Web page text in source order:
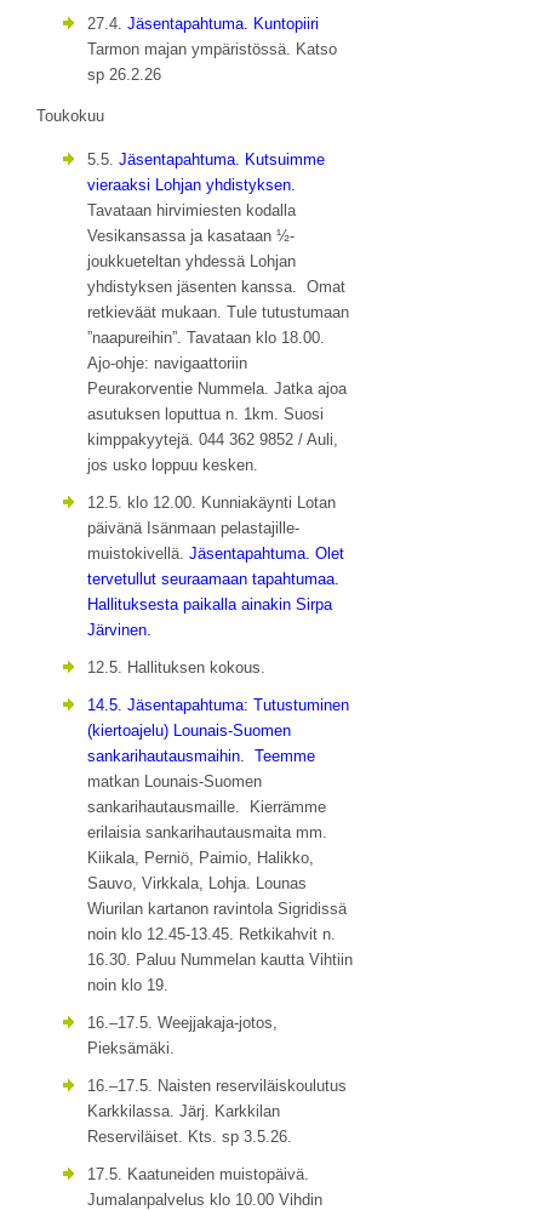
27.4. Jäsentapahtuma. Kuntopiiri
Tarmon majan ympäristössä. Katso
sp 26.2.26
Toukokuu
5.5. Jäsentapahtuma. Kutsuimme
vieraaksi Lohjan yhdistyksen.
Tavataan hirvimiesten kodalla
Vesikansassa ja kasataan ½-
joukkueteltan yhdessä Lohjan
yhdistyksen jäsenten kanssa. Omat
retkieväät mukaan. Tule tutustumaan
”naapureihin”. Tavataan klo 18.00.
Ajo-ohje: navigaattoriin
Peurakorventie Nummela. Jatka ajoa
asutuksen loputtua n. 1km. Suosi
kimppakyytejä. 044 362 9852 / Auli,
jos usko loppuu kesken.
12.5. klo 12.00. Kunniakäynti Lotan
päivänä Isänmaan pelastajille-
muistokivellä. Jäsentapahtuma. Olet
tervetullut seuraamaan tapahtumaa.
Hallituksesta paikalla ainakin Sirpa
Järvinen.
12.5. Hallituksen kokous.
14.5. Jäsentapahtuma: Tutustuminen
(kiertoajelu) Lounais-Suomen
sankarihautausmaihin. Teemme
matkan Lounais-Suomen
sankarihautausmaille. Kierrämme
erilaisia sankarihautausmaita mm.
Kiikala, Perniö, Paimio, Halikko,
Sauvo, Virkkala, Lohja. Lounas
Wiurilan kartanon ravintola Sigridissä
noin klo 12.45-13.45. Retkikahvit n.
16.30. Paluu Nummelan kautta Vihtiin
noin klo 19.
16.–17.5. Weejjakaja-jotos,
Pieksämäki.
16.–17.5. Naisten reserviläiskoulutus
Karkkilassa. Järj. Karkkilan
Reserviläiset. Kts. sp 3.5.26.
17.5. Kaatuneiden muistopäivä.
Jumalanpalvelus klo 10.00 Vihdin